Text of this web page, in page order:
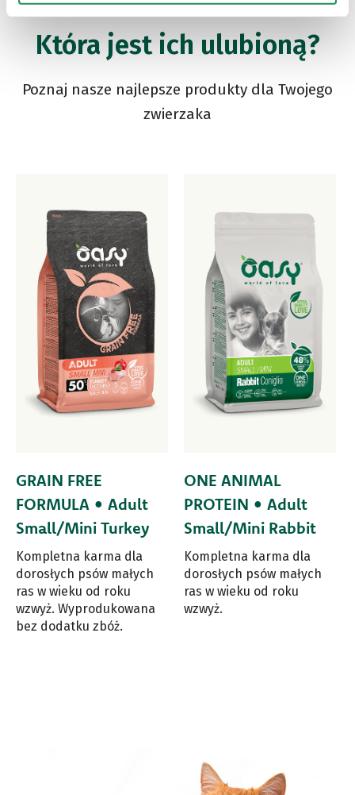
Która jest ich ulubioną?
Poznaj nasze najlepsze produkty dla Twojego
zwierzaka
GRAIN FREE
FORMULA • Adult
Small/Mini Turkey
Kompletna karma dla
dorosłych psów małych
ras w wieku od roku
wzwyż. Wyprodukowana
bez dodatku zbóż.
ONE ANIMAL
PROTEIN • Adult
Small/Mini Rabbit
Kompletna karma dla
dorosłych psów małych
ras w wieku od roku
wzwyż.